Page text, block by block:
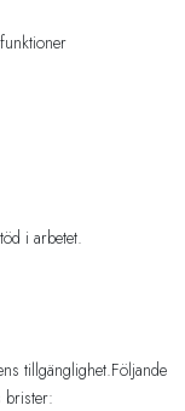
i arbetet.
tillgänglighet.Följande
brister: